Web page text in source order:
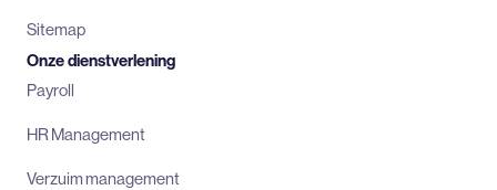
Sitemap
Onze dienstverlening
Payroll
HR Management
Verzuim management